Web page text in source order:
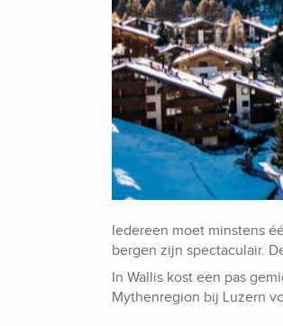
Iedereen moet minstens
bergen zijn spectaculair.
In Wallis kost een pas
Mythenregion bij Luzern